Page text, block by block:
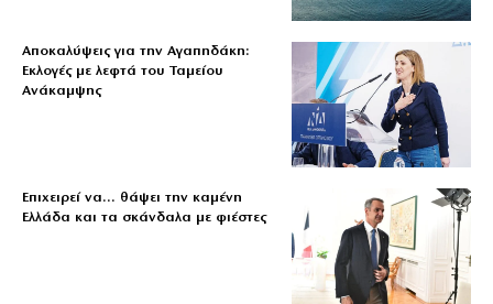
Αποκαλύψεις για την Αγαπηδάκη:
Εκλογές με λεφτά του Ταμείου
Ανάκαμψης
Επιχειρεί να… θάψει την καμένη
Ελλάδα και τα σκάνδαλα με φιέστες